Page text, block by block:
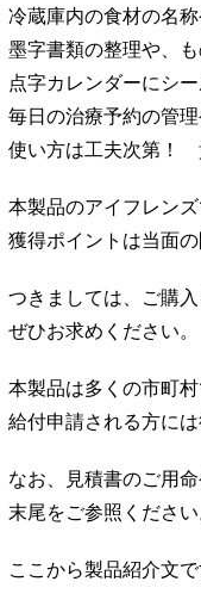
冷蔵庫内の食材の名称
墨字書類の整理や、も
点字カレンダーにシ
毎日の治療予約の管
使い方は工夫次第！
本製品のアイフレン
獲得ポイントは当面
つきましては、ご購
ぜひお求めください。
本製品は多くの市町
給付申請される方に
なお、見積書のご用
末尾をご参照ください
ここから製品紹介文で